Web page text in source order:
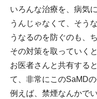
いろんな治療を、病気
うんじゃなくて、そう
うなるのを防ぐのも、
その対策を取っていく
お医者さんと共有する
て、非常にこのSaMD
例えば、禁煙なんかで